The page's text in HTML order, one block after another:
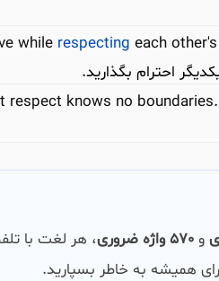
while respecting each
احترام بگذارید.
respect knows no boundaries.
و 570 واژه ضروری
، هر لغت با
همیشه به خاطر بسپارید.